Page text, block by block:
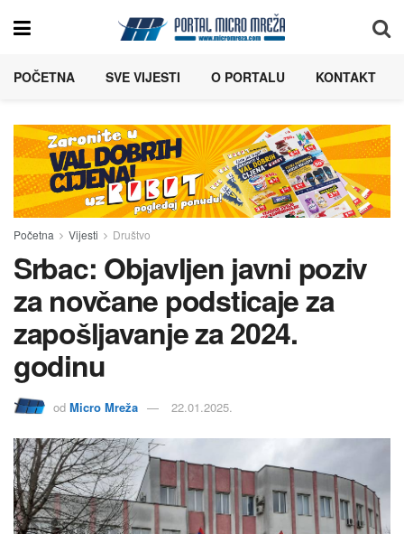
POČETNA SVE VIJESTI O PORTALU KONTAKT
Početna Vijesti Društvo
Srbac: Objavljen javni poziv
za novčane podsticaje za
zapošljavanje za 2024.
godinu
od Micro Mreža 22.01.2025.